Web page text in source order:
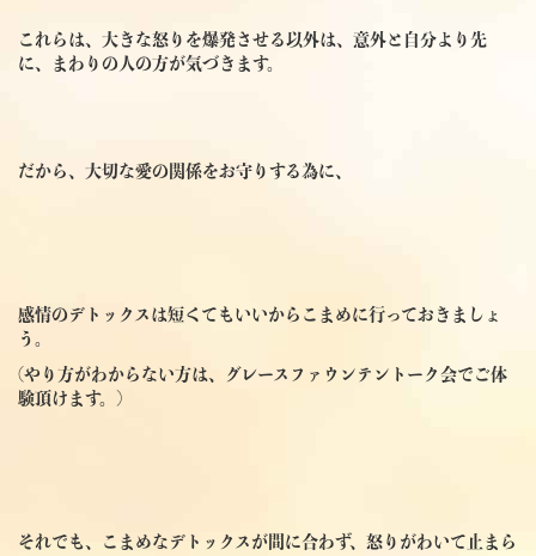
これらは、大きな怒りを爆発させる以外は、意外と自分より先
に、まわりの人の方が気づきます。
だから、大切な愛の関係をお守りする為に、
感情のデトックスは短くてもいいからこまめに行っておきましょ
う。
(やり方がわからない方は、グレースファウンテントーク会でご体
験頂けます。)
それでも、こまめなデトックスが間に合わず、怒りがわいて止まら